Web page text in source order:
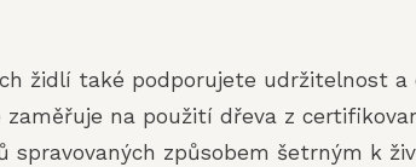
židlí také podporujete udržitelnost a
zaměřuje na použití dřeva z
spravovaných způsobem šetrným k